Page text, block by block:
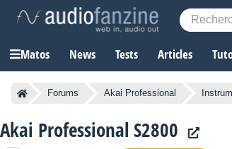
Matos News Tests Articles
Forums Akai Professional
Akai Professional S2800